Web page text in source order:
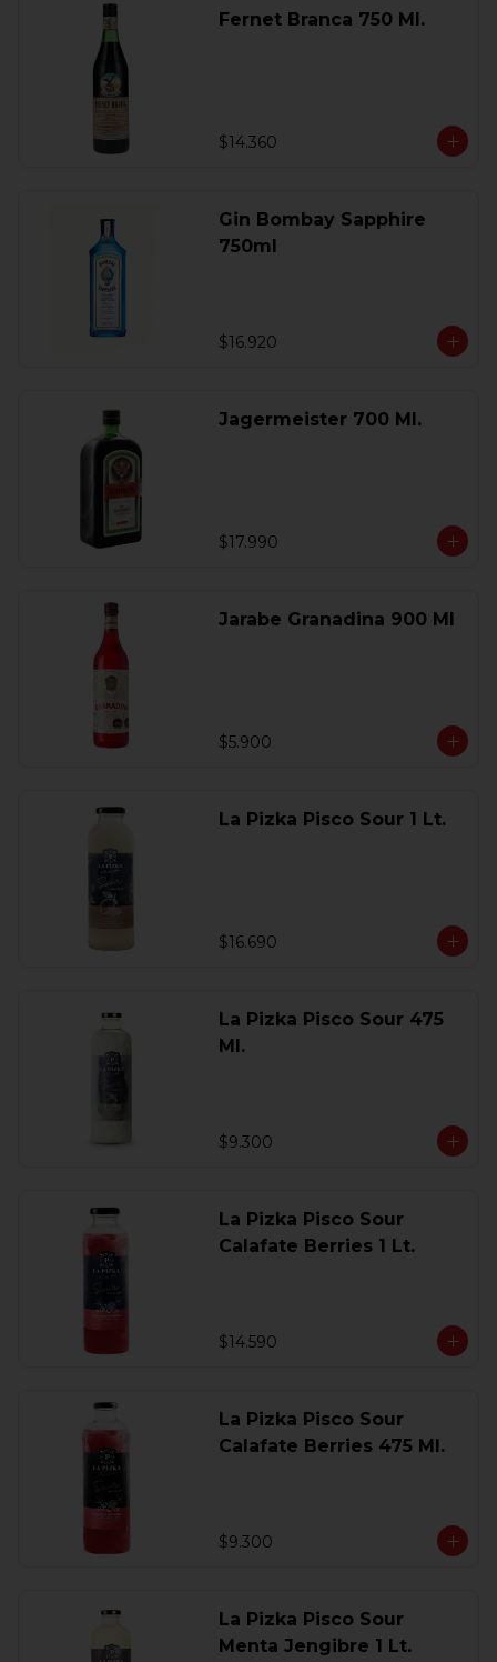
Fernet Branca 750 Ml.
$14.360
Gin Bombay Sapphire
750ml
$16.920
Jagermeister 700 Ml.
$17.990
Jarabe Granadina 900 Ml
$5.900
La Pizka Pisco Sour 1 Lt.
$16.690
La Pizka Pisco Sour 475
Ml.
$9.300
La Pizka Pisco Sour
Calafate Berries 1 Lt.
$14.590
La Pizka Pisco Sour
Calafate Berries 475 Ml.
$9.300
La Pizka Pisco Sour
Menta Jengibre 1 Lt.